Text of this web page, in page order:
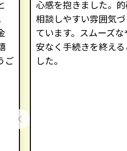
ご
心感を抱きました。的
相談しやすい雰囲気
ています。スムーズ
安なく手続きを終え
した。